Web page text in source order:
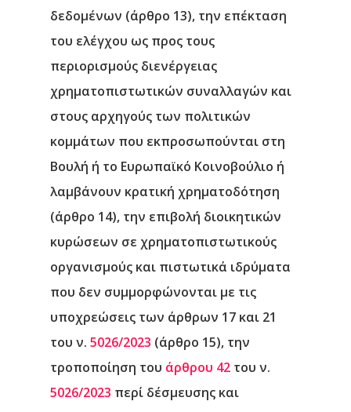
δεδομένων (άρθρο 13), την επέκταση
του ελέγχου ως προς τους
περιορισμούς διενέργειας
χρηματοπιστωτικών συναλλαγών και
στους αρχηγούς των πολιτικών
κομμάτων που εκπροσωπούνται στη
Βουλή ή το Ευρωπαϊκό Κοινοβούλιο ή
λαμβάνουν κρατική χρηματοδότηση
(άρθρο 14), την επιβολή διοικητικών
κυρώσεων σε χρηματοπιστωτικούς
οργανισμούς και πιστωτικά ιδρύματα
που δεν συμμορφώνονται με τις
υποχρεώσεις των άρθρων 17 και 21
του ν. 5026/2023 (άρθρο 15), την
τροποποίηση του άρθρου 42 του ν.
5026/2023 περί δέσμευσης και